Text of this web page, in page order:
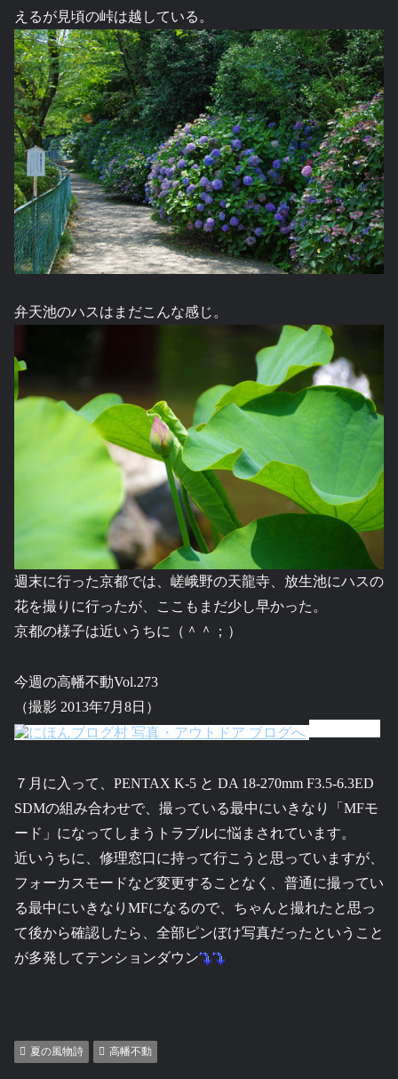
えるが見頃の峠は越している。
弁天池のハスはまだこんな感じ。
週末に行った京都では、嵯峨野の天龍寺、放生池にハスの
花を撮りに行ったが、ここもまだ少し早かった。
京都の様子は近いうちに（＾＾；）
今週の高幡不動Vol.273
（撮影 2013年7月8日）
７月に入って、PENTAX K-5 と DA 18-270mm F3.5-6.3ED
SDMの組み合わせで、撮っている最中にいきなり「MFモ
ード」になってしまうトラブルに悩まされています。
近いうちに、修理窓口に持って行こうと思っていますが、
フォーカスモードなど変更することなく、普通に撮ってい
る最中にいきなりMFになるので、ちゃんと撮れたと思っ
て後から確認したら、全部ピンぼけ写真だったということ
が多発してテンションダウン
夏の風物詩 高幡不動